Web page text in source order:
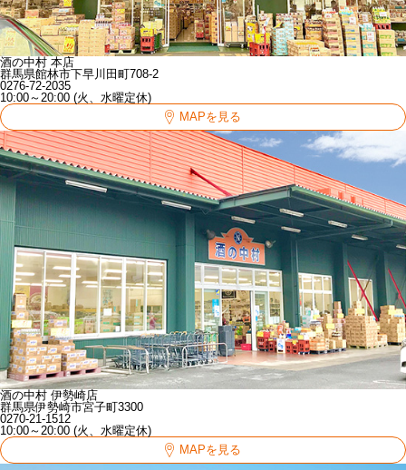
酒の中村 本店
群馬県館林市下早川田町708-2
0276-72-2035
10:00～20:00 (火、水曜定休)
MAPを見る
酒の中村 伊勢崎店
群馬県伊勢崎市宮子町3300
0270-21-1512
10:00～20:00 (火、水曜定休)
MAPを見る